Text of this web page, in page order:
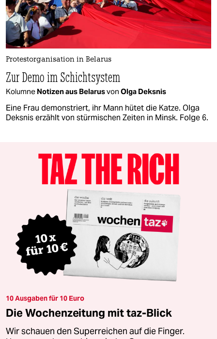
Protestorganisation in Belarus
Zur Demo im Schichtsystem
Kolumne Notizen aus Belarusvon Olga Deksnis
Eine Frau demonstriert, ihr Mann hütet die Katze. Olga
Deksnis erzählt von stürmischen Zeiten in Minsk. Folge 6.
10 Ausgaben für 10 Euro
Die Wochenzeitung mit taz-Blick
Wir schauen den Superreichen auf die Finger.